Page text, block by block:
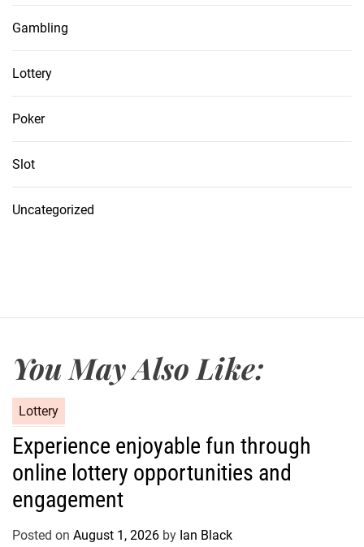
Gambling
Lottery
Poker
Slot
Uncategorized
You May Also Like:
a
e
o
r
Lottery
Experience enjoyable fun through
online lottery opportunities and
engagement
Posted on August 1, 2026 by Ian Black